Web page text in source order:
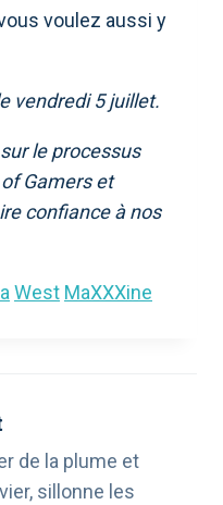
voulez aussi y
vendredi 5 juillet.
le processus
Gamers et
confiance à nos
West MaXXXine
de la plume et
sillonne les